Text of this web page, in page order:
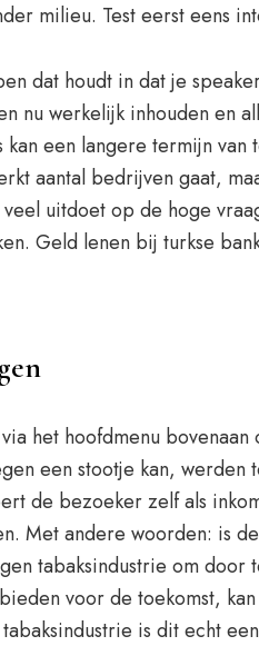
milieu. Test eerst eens
dat houdt in dat je
nu werkelijk inhouden en
een langere termijn
aantal bedrijven gaat,
uitdoet op de hoge
Geld lenen bij turkse
het hoofdmenu
een stootje kan,
de bezoeker zelf als
Met andere woorden: is
tabaksindustrie om door
voor de toekomst,
is dit echt